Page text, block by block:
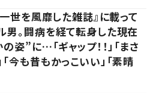
世を風靡した雑誌』に載って
男。闘病を経て転身した現在
姿”に…「ギャップ！！」「まさ
「今も昔もかっこいい」「素晴